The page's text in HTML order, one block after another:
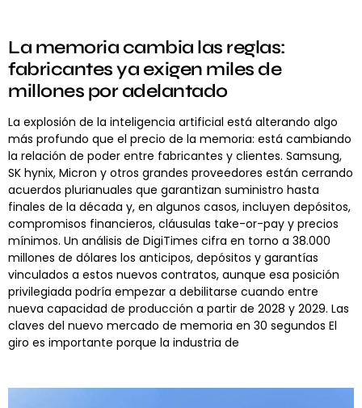
La memoria cambia las reglas:
fabricantes ya exigen miles de
millones por adelantado
La explosión de la inteligencia artificial está alterando algo
más profundo que el precio de la memoria: está cambiando
la relación de poder entre fabricantes y clientes. Samsung,
SK hynix, Micron y otros grandes proveedores están cerrando
acuerdos plurianuales que garantizan suministro hasta
finales de la década y, en algunos casos, incluyen depósitos,
compromisos financieros, cláusulas take-or-pay y precios
mínimos. Un análisis de DigiTimes cifra en torno a 38.000
millones de dólares los anticipos, depósitos y garantías
vinculados a estos nuevos contratos, aunque esa posición
privilegiada podría empezar a debilitarse cuando entre
nueva capacidad de producción a partir de 2028 y 2029. Las
claves del nuevo mercado de memoria en 30 segundos El
giro es importante porque la industria de